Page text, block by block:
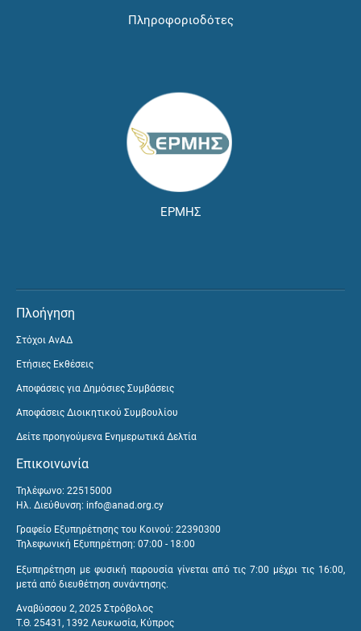
Πληροφοριοδότες
ΕΡΜΗΣ
Πλοήγηση
Στόχοι ΑνΑΔ
Ετήσιες Εκθέσεις
Αποφάσεις για Δημόσιες Συμβάσεις
Αποφάσεις Διοικητικού Συμβουλίου
Δείτε προηγούμενα Ενημερωτικά Δελτία
Επικοινωνία
Τηλέφωνο: 22515000
Ηλ. Διεύθυνση: info@anad.org.cy
Γραφείο Εξυπηρέτησης του Κοινού: 22390300
Τηλεφωνική Εξυπηρέτηση: 07:00 - 18:00
Εξυπηρέτηση με φυσική παρουσία γίνεται από τις 7:00 μέχρι τις 16:00,
μετά από διευθέτηση συνάντησης.
Αναβύσσου 2, 2025 Στρόβολος
Τ.Θ. 25431, 1392 Λευκωσία, Κύπρος